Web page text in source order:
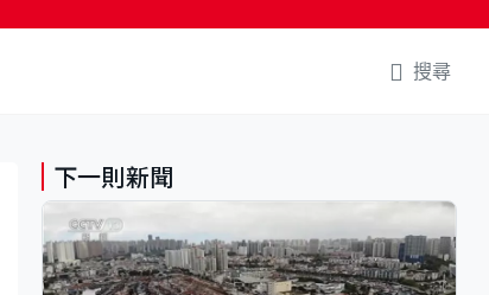
搜尋
下一則新聞